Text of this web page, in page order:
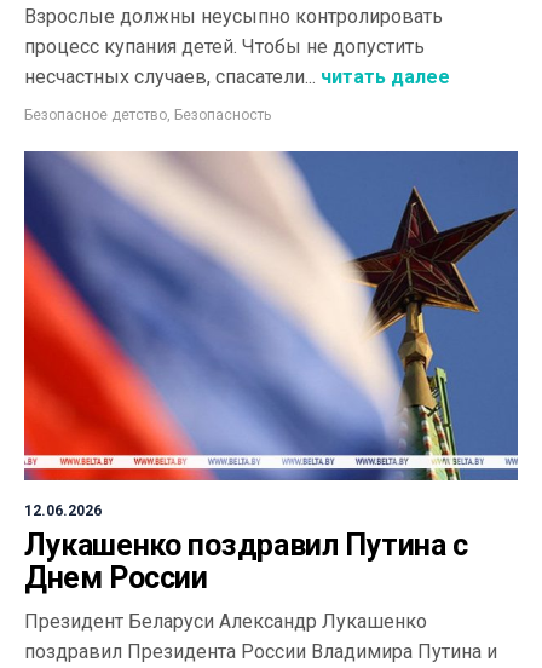
Взрослые должны неусыпно контролировать
процесс купания детей. Чтобы не допустить
несчастных случаев, спасатели... читать далее
Безопасное детство, Безопасность
12.06.2026
Лукашенко поздравил Путина с
Днем России
Президент Беларуси Александр Лукашенко
поздравил Президента России Владимира Путина и